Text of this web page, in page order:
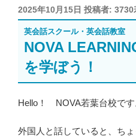
投
稿
日:
2025年10月15日 投稿者: 3730
英会話スクール・英会話教室
NOVA
を学ぼう！
Hello！ NOVA若葉台校です
外国人と話していると、ち